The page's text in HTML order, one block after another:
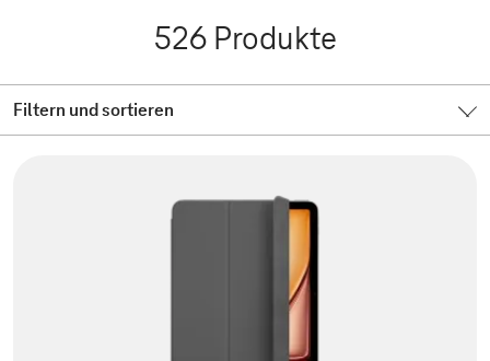
526 Produkte
Filtern und sortieren